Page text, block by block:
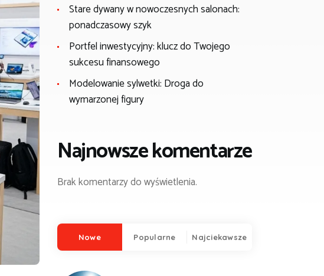
Stare dywany w nowoczesnych salonach:
ponadczasowy szyk
Portfel inwestycyjny: klucz do Twojego
sukcesu finansowego
Modelowanie sylwetki: Droga do
wymarzonej figury
Najnowsze komentarze
Brak komentarzy do wyświetlenia.
Nowe Popularne Najciekawsze